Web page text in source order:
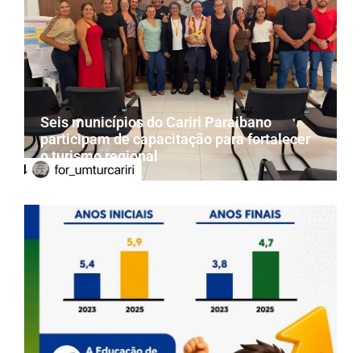
Seis municípios do Cariri Paraibano
participam de capacitação para fortalecer
o turismo regional